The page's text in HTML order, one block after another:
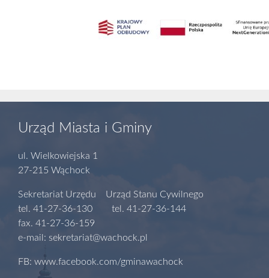
Urząd Miasta i Gminy
ul. Wielkowiejska 1
27-215 Wąchock
Sekretariat Urzędu Urząd Stanu Cywilnego
tel. 41-27-36-130 tel. 41-27-36-144
fax. 41-27-36-159
e-mail: sekretariat@wachock.pl
FB: www.facebook.com/gminawachock